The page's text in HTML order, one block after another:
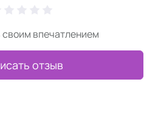
впечатлением
отзыв